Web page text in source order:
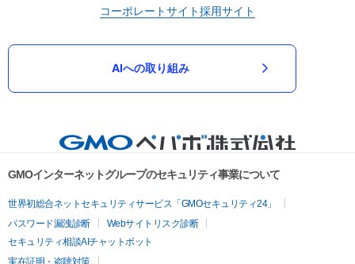
コーポレートサイト採用サイト
AIへの取り組み
GMOインターネットグループのセキュリティ事業について
世界初総合ネットセキュリティサービス「GMOセキュリティ24」
パスワード漏洩診断
Webサイトリスク診断
セキュリティ相談AIチャットボット
実在証明・盗聴対策